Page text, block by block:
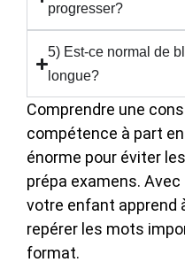
progresser?
5) Est-ce normal de
longue?
Comprendre une
compétence à part
énorme pour éviter
prépa examens.
votre enfant apprend
repérer les mots
format.